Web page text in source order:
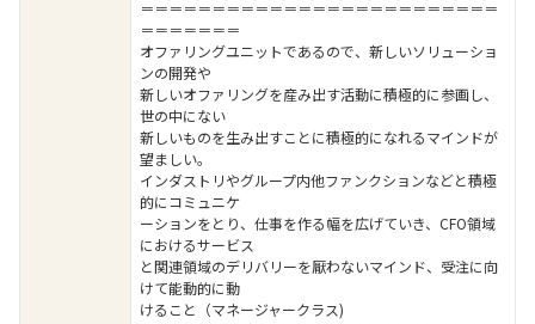
＝＝＝＝＝＝＝＝＝＝＝＝＝＝＝＝＝＝＝＝＝＝＝＝＝
＝＝＝＝＝＝＝
オファリングユニットであるので、新しいソリューショ
ンの開発や
新しいオファリングを産み出す活動に積極的に参画し、
世の中にない
新しいものを生み出すことに積極的になれるマインドが
望ましい。
インダストリやグループ内他ファンクションなどと積極
的にコミュニケ
ーションをとり、仕事を作る幅を広げていき、CFO領域
におけるサービス
と関連領域のデリバリーを厭わないマインド、受注に向
けて能動的に動
けること（マネージャークラス)